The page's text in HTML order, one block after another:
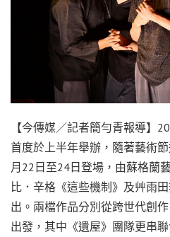
【今傳媒／記者簡勻青報導】
首度於上半年舉辦，隨著藝術
月22日至24日登場，由蘇格蘭
比．辛格《這些機制》及艸雨
出。兩檔作品分別從跨世代創
出發，其中《遺屋》團隊更串